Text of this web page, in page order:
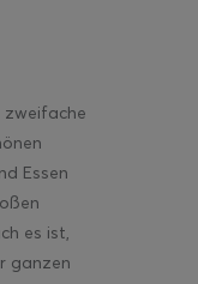
zweifache
Essen
es ist,
ganzen